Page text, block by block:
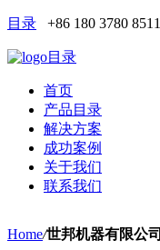
目录 +86 180 3780 8511
目录
首页
产品目录
解决方案
成功案例
关于我们
联系我们
Home/世邦机器有限公司